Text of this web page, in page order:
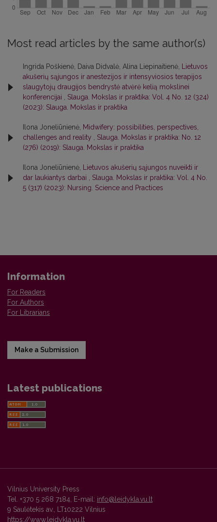
Most read articles by the same author(s)
Ingrida Poškienė, Daiva Didvalė, Alina Liepinaitienė,
Lietuvos
akušerių sąjungos ir anestezijos ir intensyviosios terapijos
slaugytojų draugijos bendrystė atvėrė kelią mokslinei
konferencijai
Slauga. Mokslas ir praktika: Vol. 4 No. 12 (324)
(2023): Slauga. Mokslas ir praktika
Ilona Joneliūnienė, Midwifery: possibilities, perspectives,
challenges and reality
Slauga. Mokslas ir praktika: No. 12
(276) (2019): Slauga. Mokslas ir praktika
Ilona Joneliūnienė,
Lietuvos akušerių sąjungos nuveikti ir
dar laukiantys darbai
Slauga. Mokslas ir praktika: Vol. 4 No.
5 (317) (2023): Nursing. Science and Practices
Information
For Readers
For Authors
For Librarians
Make a Submission
Latest publications
Vilnius University Press
Tel. +370 5 268 7184, E-mail: info@leidykla.vu.lt
9 Saulėtekis av., LT10222 Vilnius
https://www.leidykla.vu.lt